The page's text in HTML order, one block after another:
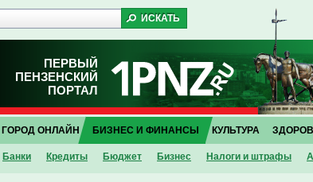
ПЕРВЫЙ
ПЕНЗЕНСКИЙ
ПОРТАЛ
ГОРОД ОНЛАЙН БИЗНЕС И ФИНАНСЫ
Банки Кредиты Бюджет Бизнес Налоги и штрафы
КУЛЬТУРА